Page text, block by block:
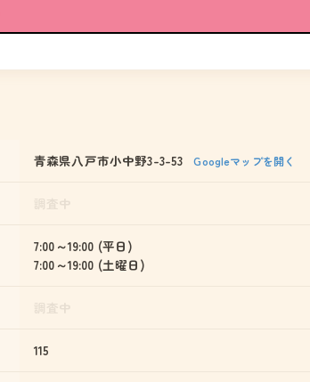
青森県八戸市小中野3-3-53 Googleマップを開く
7:00～19:00 (平日)
7:00～19:00 (土曜日)
115